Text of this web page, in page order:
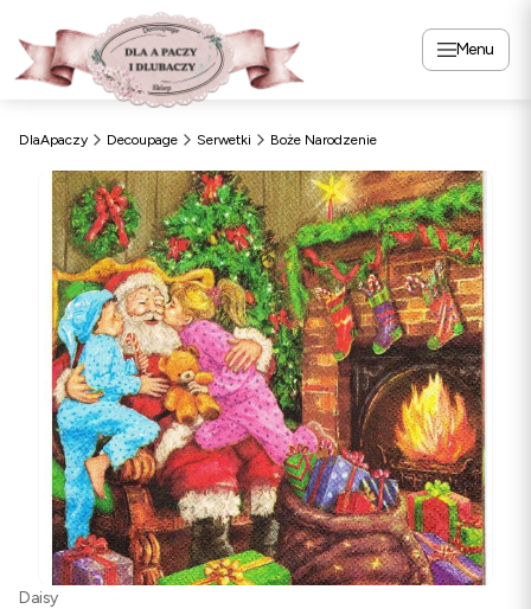
Menu
DlaApaczy Decoupage Serwetki Boże Narodzenie
Daisy